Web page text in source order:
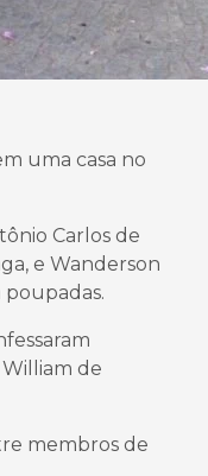
uma casa no
Carlos de
e Wanderson
poupadas.
de
membros de